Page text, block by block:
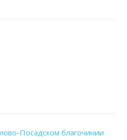
Посадском благочинии